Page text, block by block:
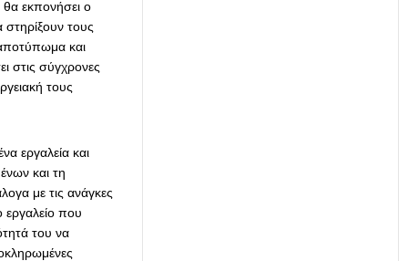
εκπονήσει ο
στηρίξουν τους
και
στις σύγχρονες
τους
εργαλεία και
και τη
με τις ανάγκες
εργαλείο που
του να